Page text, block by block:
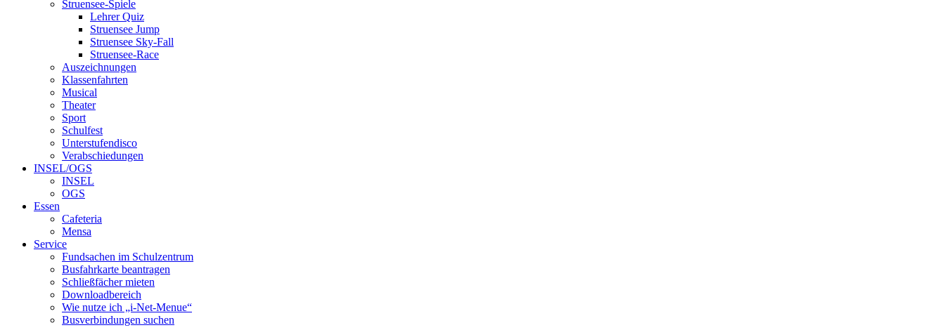
Struensee-Spiele
Lehrer Quiz
Struensee Jump
Struensee Sky-Fall
Struensee-Race
Auszeichnungen
Klassenfahrten
Musical
Theater
Sport
Schulfest
Unterstufendisco
Verabschiedungen
INSEL/OGS
INSEL
OGS
Essen
Cafeteria
Mensa
Service
Fundsachen im Schulzentrum
Busfahrkarte beantragen
Schließfächer mieten
Downloadbereich
Wie nutze ich „i-Net-Menue“
Busverbindungen suchen